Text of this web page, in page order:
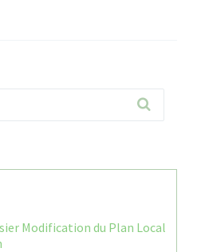
Modification du Plan Local